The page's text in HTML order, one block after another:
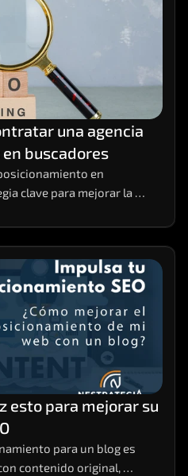
una agencia
buscadores
en
clave para mejorar la
Estas agencias
experiencia necesarios
de SEO efectivas que
aumentan el tráfico orgánico y potencian tus ventas.
esto para mejorar su
para un blog es
contenido original,